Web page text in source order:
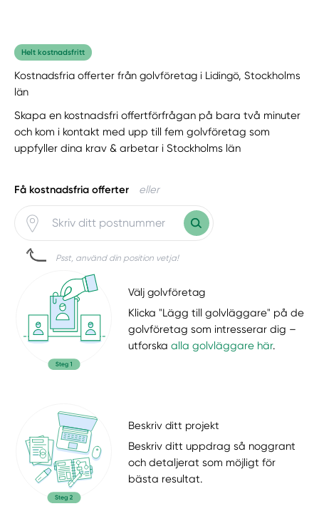
Helt kostnadsfritt
Kostnadsfria offerter från golvföretag i Lidingö, Stockholms
län
Skapa en kostnadsfri offertförfrågan på bara två minuter
och kom i kontakt med upp till fem golvföretag som
uppfyller dina krav & arbetar i Stockholms län
Få kostnadsfria offerter eller
Psst, använd din position vetja!
Välj golvföretag
Klicka "Lägg till golvläggare" på de
golvföretag som intresserar dig –
utforskaalla golvläggare här.
Beskriv ditt projekt
Beskriv ditt uppdrag så noggrant
och detaljerat som möjligt för
bästa resultat.